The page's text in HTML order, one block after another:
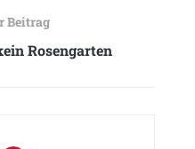
Beitrag
Rosengarten